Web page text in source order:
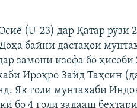
(U-23) дар Қатар
байни дастаҳои
замони изофа бо ҳисоби
Ироқро Зайд Таҳсин
Як голи мунтахаби
бо 4 голи задааш